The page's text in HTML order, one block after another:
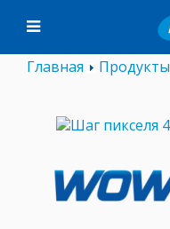
Главная Продукты